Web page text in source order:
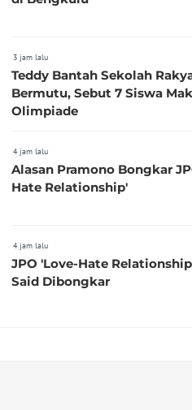
3 jam lalu
Teddy Bantah Sekolah
Bermutu, Sebut 7 Siswa
Olimpiade
4 jam lalu
Alasan Pramono Bongkar
Hate Relationship'
4 jam lalu
JPO 'Love-Hate
Said Dibongkar